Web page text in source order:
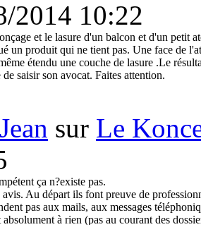
2014 10:22
et le lasure d'un balcon et d'un petit
un produit qui ne tient pas. Une face de
étendu une couche de lasure .Le
saisir son avocat. Faites attention.
sur Le
ça n?existe pas.
avis. Au départ ils font preuve de
pas aux mails, aux messages
à rien (pas au courant des